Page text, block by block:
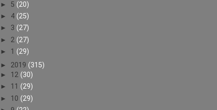
► 5 (20)
► 4 (25)
► 3 (27)
► 2 (27)
► 1 (29)
► 2019 (315)
► 12 (30)
► 11 (29)
► 10 (29)